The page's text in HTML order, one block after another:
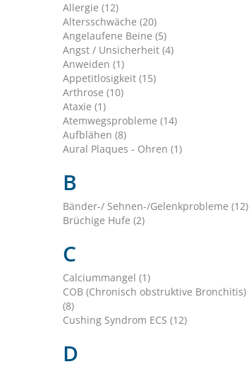
Allergie (12)
Altersschwäche (20)
Angelaufene Beine (5)
Angst / Unsicherheit (4)
Anweiden (1)
Appetitlosigkeit (15)
Arthrose (10)
Ataxie (1)
Atemwegsprobleme (14)
Aufblähen (8)
Aural Plaques - Ohren (1)
B
Bänder-/ Sehnen-/Gelenkprobleme (12)
Brüchige Hufe (2)
C
Calciummangel (1)
COB (Chronisch obstruktive Bronchitis)
(8)
Cushing Syndrom ECS (12)
D